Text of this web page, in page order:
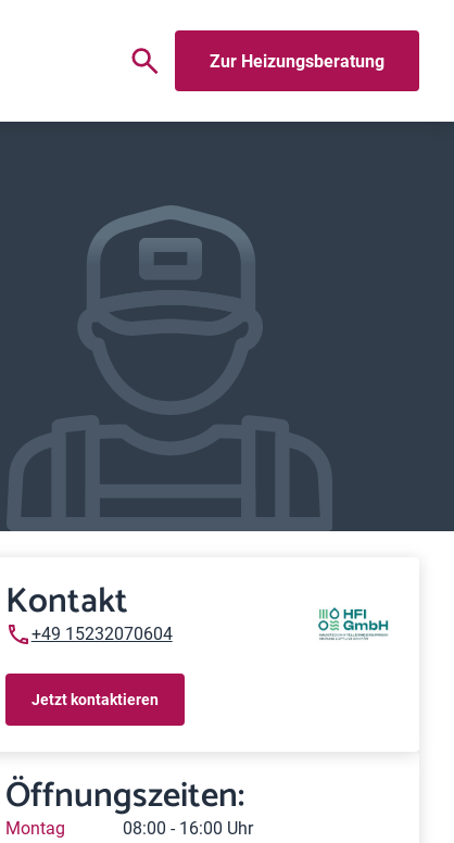
Zur Heizungsberatung
Kontakt
+49 15232070604
Jetzt kontaktieren
Öffnungszeiten:
Montag
08:00 - 16:00 Uhr